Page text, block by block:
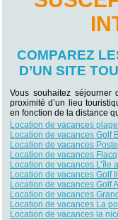
COMPAREZ
D’UN SITE
Vous souhaitez
proximité d’un lieu
en fonction de la distance
Location de vacances
Location de vacances Golf
Location de vacances
Location de vacances Flacq
Location de vacances L’île
Location de vacances Golf
Location de vacances Golf
Location de vacances
Location de vacances La
Location de vacances la